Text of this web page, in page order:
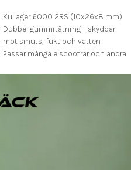
Kullager 6000 2RS (10x26x8 mm)
Dubbel gummitätning – skyddar
mot smuts, fukt och vatten
Passar många elscootrar och andra